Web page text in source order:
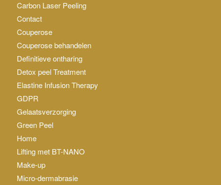
Carbon Laser Peeling
Contact
Couperose
Couperose behandelen
Definitieve ontharing
Detox peel Treatment
Elastine Infusion Therapy
GDPR
Gelaatsverzorging
Green Peel
Home
Lifting met BT-NANO
Make-up
Micro-dermabrasie